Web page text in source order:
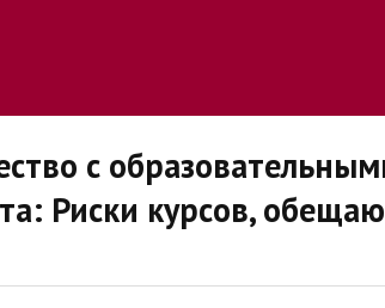
с
Риски курсов,